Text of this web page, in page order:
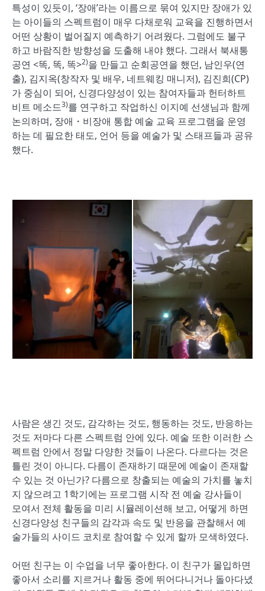
특성이 있듯이, ‘장애’라는 이름으로 묶여 있지만 장애가 있
는 아이들의 스펙트럼이 매우 다채로워 교육을 진행하면서
어떤 상황이 벌어질지 예측하기 어려웠다. 그럼에도 불구
하고 바람직한 방향성을 도출해 내야 했다. 그래서 북새통
공연 <똑, 똑, 똑>2)을 만들고 순회공연을 했던, 남인우(연
출), 김지옥(창작자 및 배우, 네트웨킹 매니저), 김진희(CP)
가 중심이 되어, 신경다양성이 있는 참여자들과 헌터하트
비트 메소드3)를 연구하고 작업하신 이지예 선생님과 함께
논의하며, 장애・비장애 통합 예술 교육 프로그램을 운영
하는 데 필요한 태도, 언어 등을 예술가 및 스태프들과 공유
했다.
사람은 생긴 것도, 감각하는 것도, 행동하는 것도, 반응하는
것도 저마다 다른 스펙트럼 안에 있다. 예술 또한 이러한 스
펙트럼 안에서 정말 다양한 것들이 나온다. 다르다는 것은
틀린 것이 아니다. 다름이 존재하기 때문에 예술이 존재할
수 있는 것 아닌가? 다름으로 창출되는 예술의 가치를 놓치
지 않으려고 1학기에는 프로그램 시작 전 예술 강사들이
모여서 전체 활동을 미리 시뮬레이션해 보고, 어떻게 하면
신경다양성 친구들의 감각과 속도 및 반응을 관찰해서 예
술가들의 사이드 코치로 참여할 수 있게 할까 모색하였다.
어떤 친구는 이 수업을 너무 좋아한다. 이 친구가 몰입하면
좋아서 소리를 지르거나 활동 중에 뛰어다니거나 돌아다녔